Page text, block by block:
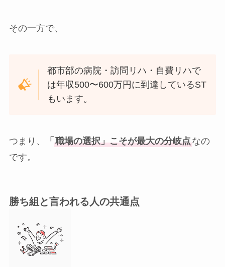
その一方で、
都市部の病院・訪問リハ・自費リハで
は年収500〜600万円に到達しているST
もいます。
つまり、 「 職場の選択」こそが最大の分岐点なの
です。
勝ち組と言われる人の共通点